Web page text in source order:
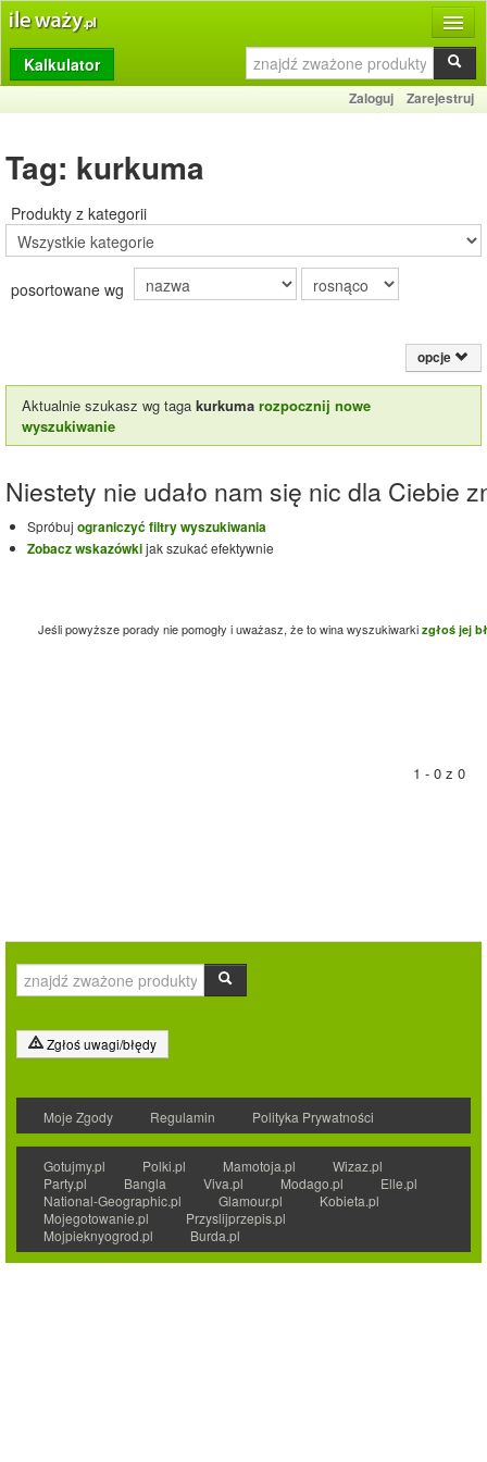
Produkty
Dziennik
Przelicznik
Porady
Słownik
Kontakt
Kalkulator
Zaloguj Zarejestruj
Tag: kurkuma
Produkty z kategorii
posortowane wg
opcje
Aktualnie szukasz wg taga kurkuma rozpocznij nowe
wyszukiwanie
Niestety nie udało nam się nic dla Ciebie
Spróbuj ograniczyć filtry wyszukiwania
Zobacz wskazówkijak szukać efektywnie
Jeśli powyższe porady nie pomogły i uważasz, że to wina wyszukiwarki zgłoś jej
1 - 0 z 0
Zgłoś uwagi/błędy
Moje Zgody Regulamin Polityka Prywatności
Gotujmy.pl Polki.pl Mamotoja.pl
Wizaz.pl
Party.pl
Bangla Viva.pl Modago.pl
Elle.pl
National-Geographic.pl
Glamour.pl
Kobieta.pl
Mojegotowanie.pl
Przyslijprzepis.pl
Mojpieknyogrod.pl
Burda.pl